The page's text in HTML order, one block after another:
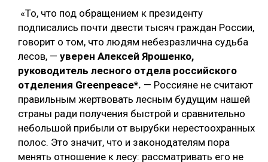
«То, что под обращением к президенту
подписались почти двести тысяч граждан России,
говорит о том, что людям небезразлична судьба
лесов, — уверен Алексей Ярошенко,
руководитель лесного отдела российского
отделения Greenpeace*. — Россияне не считают
правильным жертвовать лесным будущим нашей
страны ради получения быстрой и сравнительно
небольшой прибыли от вырубки нерестоохранных
полос. Это значит, что и законодателям пора
менять отношение к лесу: рассматривать его не